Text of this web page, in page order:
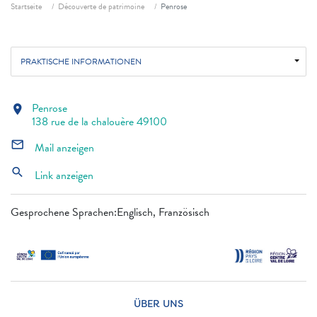
Startseite Découverte de patrimoine Penrose
PRAKTISCHE INFORMATIONEN
Gesprochene Sprachen:Englisch, Französisch
location_on Penrose
138 rue de la chalouère 49100
mail_outline Mail anzeigen
search Link anzeigen
ÜBER UNS